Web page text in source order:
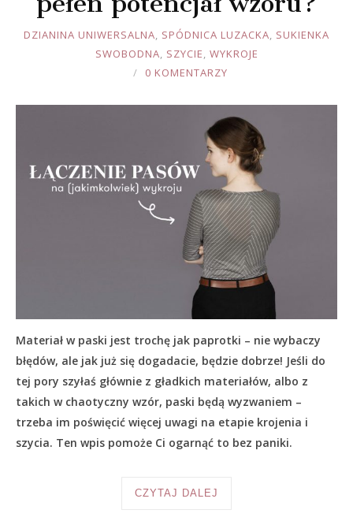
JOULE
DZIANINA UNIWERSALNA, SPÓDNICA LUZACKA, SUKIENKA
SWOBODNA, SZYCIE, WYKROJE
0 KOMENTARZY
Materiał w paski jest trochę jak paprotki – nie wybaczy
błędów, ale jak już się dogadacie, będzie dobrze! Jeśli do
tej pory szyłaś głównie z gładkich materiałów, albo z
takich w chaotyczny wzór, paski będą wyzwaniem –
trzeba im poświęcić więcej uwagi na etapie krojenia i
szycia. Ten wpis pomoże Ci ogarnąć to bez paniki.
CZYTAJ DALEJ